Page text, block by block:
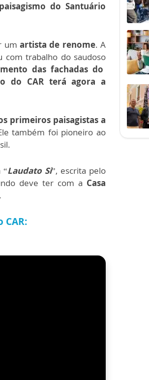
do Santuário
um artista de renome. A
com trabalho do saudoso
das fachadas do
do CAR terá agora a
primeiros paisagistas a
também foi pioneiro ao
“Laudato Si”, escrita pelo
deve ter com a Casa
CAR: